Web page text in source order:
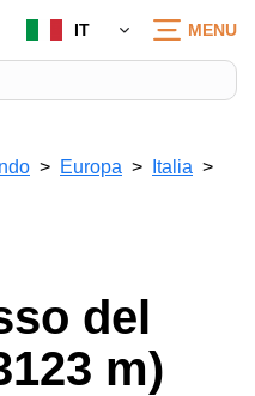
IT MENU
Europa
Italia
del
m)